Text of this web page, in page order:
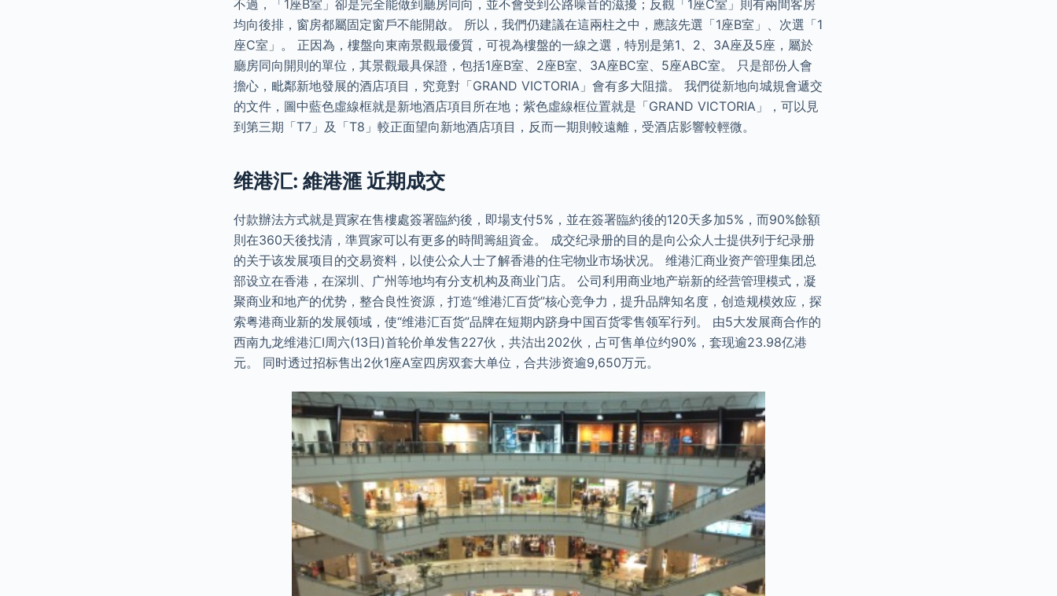
不過，「1座B室」卻是完全能做到廳房同向，並不會受到公路噪音的滋擾；反觀「1座C室」則有兩間客房
均向後排，窗房都屬固定窗戶不能開啟。 所以，我們仍建議在這兩柱之中，應該先選「1座B室」、次選「1
座C室」。 正因為，樓盤向東南景觀最優質，可視為樓盤的一線之選，特別是第1、2、3A座及5座，屬於
廳房同向開則的單位，其景觀最具保證，包括1座B室、2座B室、3A座BC室、5座ABC室。 只是部份人會
擔心，毗鄰新地發展的酒店項目，究竟對「GRAND VICTORIA」會有多大阻擋。 我們從新地向城規會遞交
的文件，圖中藍色虛線框就是新地酒店項目所在地；紫色虛線框位置就是「GRAND VICTORIA」，可以見
到第三期「T7」及「T8」較正面望向新地酒店項目，反而一期則較遠離，受酒店影響較輕微。
维港汇: 維港滙 近期成交
付款辦法方式就是買家在售樓處簽署臨約後，即場支付5%，並在簽署臨約後的120天多加5%，而90%餘額
則在360天後找清，準買家可以有更多的時間籌組資金。 成交纪录册的目的是向公众人士提供列于纪录册
的关于该发展项目的交易资料，以使公众人士了解香港的住宅物业市场状况。 维港汇商业资产管理集团总
部设立在香港，在深圳、广州等地均有分支机构及商业门店。 公司利用商业地产崭新的经营管理模式，凝
聚商业和地产的优势，整合良性资源，打造“维港汇百货”核心竞争力，提升品牌知名度，创造规模效应，探
索粤港商业新的发展领域，使“维港汇百货”品牌在短期内跻身中国百货零售领军行列。 由5大发展商合作的
西南九龙维港汇I周六(13日)首轮价单发售227伙，共沽出202伙，占可售单位约90%，套现逾23.98亿港
元。 同时透过招标售出2伙1座A室四房双套大单位，合共涉资逾9,650万元。